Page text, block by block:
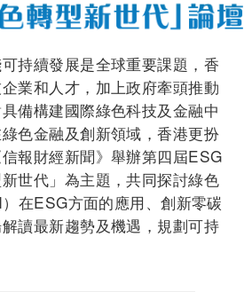
持續發展是全球重要課題，香
業和人才，加上政府牽頭推動
備構建國際綠色科技及金融中
色金融及創新領域，香港更扮
報財經新聞》舉辦第四屆ESG
世代」為主題，共同探討綠色
在ESG方面的應用、創新零碳
讀最新趨勢及機遇，規劃可持